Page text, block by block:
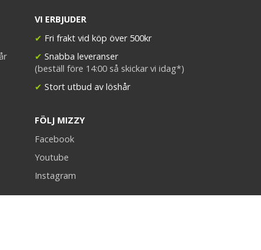
VI ERBJUDER
✔ Fri frakt vid köp över 500kr
✔ Snabba leveranser
(beställ före 14:00 så skickar vi idag*)
✔ Stort utbud av löshår
FÖLJ MIZZY
Facebook
Youtube
Instagram